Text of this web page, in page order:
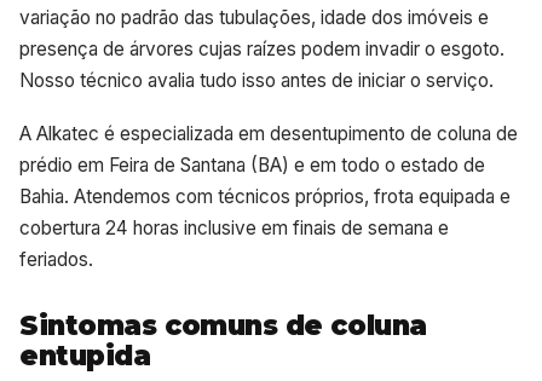
variação no padrão das tubulações, idade dos imóveis e
presença de árvores cujas raízes podem invadir o esgoto.
Nosso técnico avalia tudo isso antes de iniciar o serviço.
A Alkatec é especializada em desentupimento de coluna de
prédio em Feira de Santana (BA) e em todo o estado de
Bahia. Atendemos com técnicos próprios, frota equipada e
cobertura 24 horas inclusive em finais de semana e
feriados.
Sintomas comuns de coluna
entupida